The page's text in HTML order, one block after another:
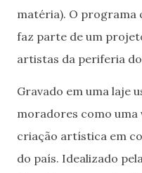
matéria). O programa
faz parte de um
artistas da periferia
Gravado em uma laje
moradores como uma
criação artística em
do país. Idealizado